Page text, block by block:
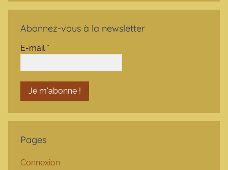
Abonnez-vous à la newsletter
E-mail *
Pages
Connexion